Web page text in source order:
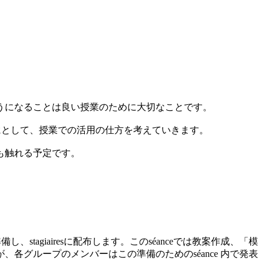
なることは良い授業のために大切なことです。
して、授業での活用の仕方を考えていきます。
れる予定です。
、stagiairesに配布します。このséanceでは教案作成、「模
各グループのメンバーはこの準備のためのséance 内で発表